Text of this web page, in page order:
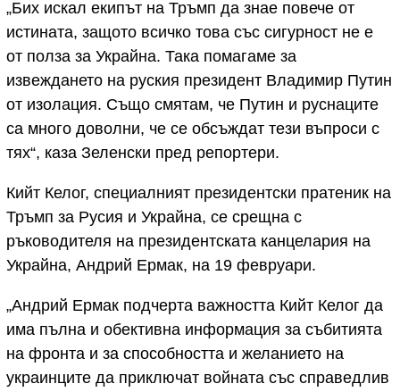
„Бих искал екипът на Тръмп да знае повече от
истината, защото всичко това със сигурност не е
от полза за Украйна. Така помагаме за
извеждането на руския президент Владимир Путин
от изолация. Също смятам, че Путин и руснаците
са много доволни, че се обсъждат тези въпроси с
тях“, каза Зеленски пред репортери.
Кийт Келог, специалният президентски пратеник на
Тръмп за Русия и Украйна, се срещна с
ръководителя на президентската канцелария на
Украйна, Андрий Ермак, на 19 февруари.
„Андрий Ермак подчерта важността Кийт Келог да
има пълна и обективна информация за събитията
на фронта и за способността и желанието на
украинците да приключат войната със справедлив